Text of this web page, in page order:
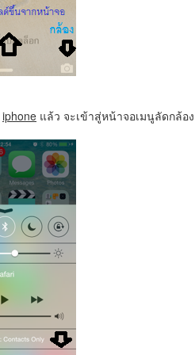
iphone แล้ว จะเข้าสู่หน้าจอเมนูลัดกล้อ